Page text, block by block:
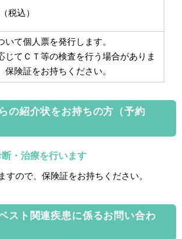
税込）
いて個人票を発行します。
じてＣＴ等の検査を行う場合がありま
保険証をお持ちください。
の紹介状をお持ちの方（予約
・治療を行います
すので、保険証をお持ちください。
スト関連疾患に係るお問い合わ